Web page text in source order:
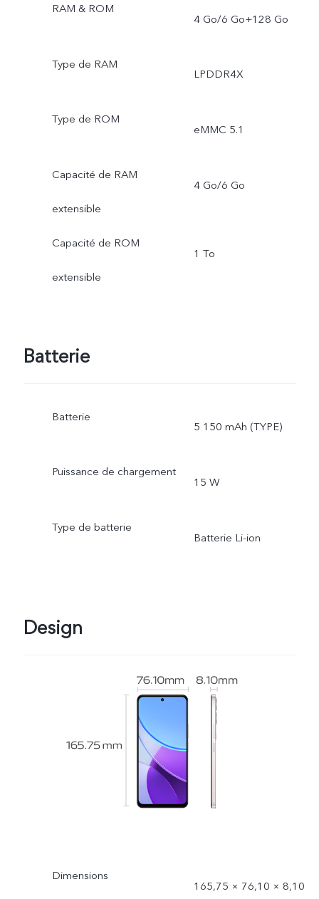
RAM & ROM
4 Go/6 Go+128 Go
Type de RAM
LPDDR4X
Type de ROM
eMMC 5.1
Capacité de RAM
extensible
4 Go/6 Go
Capacité de ROM
extensible
1 To
Batterie
Batterie
5 150 mAh (TYPE)
Puissance de chargement
15 W
Type de batterie
Batterie Li-ion
Design
Dimensions
165,75 × 76,10 × 8,10